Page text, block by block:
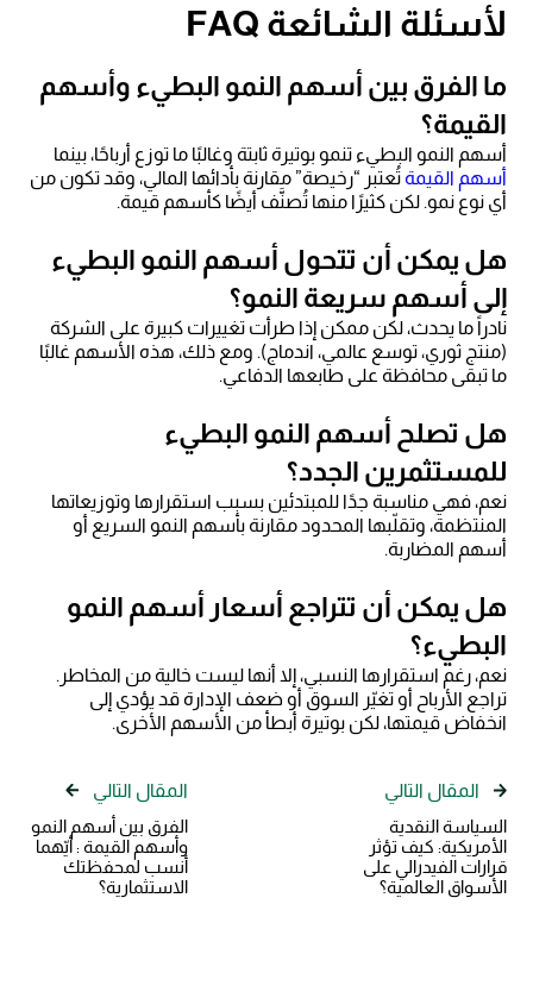
لأسئلة الشائعة FAQ
ما الفرق بين أسهم النمو البطيء وأسهم
القيمة؟
أسهم النمو البطيء تنمو بوتيرة ثابتة وغالبًا ما توزع أرباحًا، بينما
أسهم القيمة تُعتبر “رخيصة” مقارنة بأدائها المالي، وقد تكون من
أي نوع نمو. لكن كثيرًا منها تُصنَّف أيضًا كأسهم قيمة.
هل يمكن أن تتحول أسهم النمو البطيء
إلى أسهم سريعة النمو؟
نادراً ما يحدث، لكن ممكن إذا طرأت تغييرات كبيرة على الشركة
(منتج ثوري، توسع عالمي، اندماج). ومع ذلك، هذه الأسهم غالبًا
ما تبقى محافظة على طابعها الدفاعي.
هل تصلح أسهم النمو البطيء
للمستثمرين الجدد؟
نعم، فهي مناسبة جدًا للمبتدئين بسبب استقرارها وتوزيعاتها
المنتظمة، وتقلّبها المحدود مقارنة بأسهم النمو السريع أو
أسهم المضاربة.
هل يمكن أن تتراجع أسعار أسهم النمو
البطيء؟
نعم، رغم استقرارها النسبي، إلا أنها ليست خالية من المخاطر.
تراجع الأرباح أو تغيّر السوق أو ضعف الإدارة قد يؤدي إلى
انخفاض قيمتها، لكن بوتيرة أبطأ من الأسهم الأخرى.
المقال التالي
السياسة النقدية
الأمريكية: كيف تؤثر
قرارات الفيدرالي على
الأسواق العالمية؟
المقال التالي
الفرق بين أسهم النمو
وأسهم القيمة : أيّهما
أنسب لمحفظتك
الاستثمارية؟